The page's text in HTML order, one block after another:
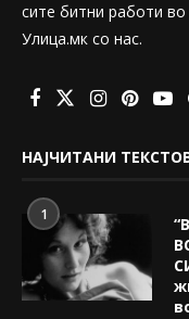
сите битни работи
Улица.мк со нас.
НАЈЧИТАНИ
1